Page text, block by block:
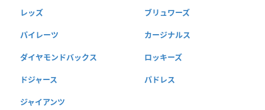
レッズ ブリュワーズ
パイレーツ カージナルス
ダイヤモンドバックス ロッキーズ
ドジャース パドレス
ジャイアンツ